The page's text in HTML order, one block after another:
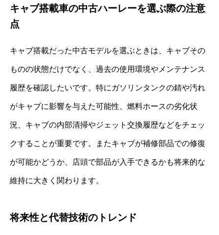
キャブ搭載車の中古ハーレーを選ぶ際の注意
点
キャブ搭載だった中古モデルを選ぶときは、キャブその
ものの状態だけでなく、過去の使用環境やメンテナンス
履歴を確認したいです。特にガソリンタンクの錆や汚れ
がキャブに影響を与えた可能性、燃料ホースの劣化状
況、キャブの内部清掃やジェット交換履歴などをチェッ
クすることが重要です。またキャブが補修部品での修復
が可能かどうか、店頭で部品が入手できるかも将来的な
維持に大きく関わります。
将来性と代替技術のトレンド